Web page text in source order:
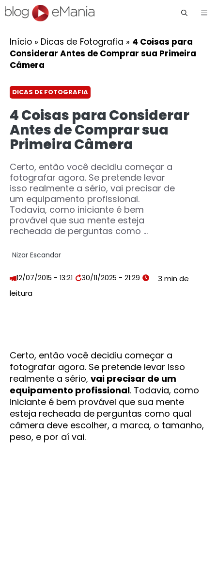
Início » Dicas de Fotografia » 4 Coisas para
Considerar Antes de Comprar sua Primeira
Câmera
DICAS DE FOTOGRAFIA
4 Coisas para Considerar
Antes de Comprar sua
Primeira Câmera
Certo, então você decidiu começar a
fotografar agora. Se pretende levar
isso realmente a sério, vai precisar de
um equipamento profissional.
Todavia, como iniciante é bem
provável que sua mente esteja
recheada de perguntas como ...
Nizar Escandar
12/07/2015 - 13:21 30/11/2025 - 21:29
Certo, então você decidiu começar a
fotografar agora. Se pretende levar isso
realmente a sério, vai precisar de um
equipamento profissional. Todavia, como
iniciante é bem provável que sua mente
esteja recheada de perguntas como qual
câmera deve escolher, a marca, o tamanho,
peso, e por aí vai.